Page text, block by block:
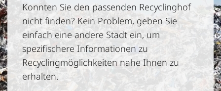
Konnten Sie den passenden Recyclinghof
nicht finden? Kein Problem, geben Sie
einfach eine andere Stadt ein, um
spezifischere Informationen zu
Recyclingmöglichkeiten nahe Ihnen zu
erhalten.